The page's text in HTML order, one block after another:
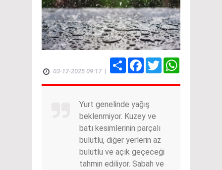
03-12-2025 09:17|
Share FacebookTwitter
Yurt genelinde yağış
beklenmiyor. Kuzey ve
batı kesimlerinin parçalı
bulutlu, diğer yerlerin az
bulutlu ve açık geçeceği
tahmin ediliyor. Sabah ve